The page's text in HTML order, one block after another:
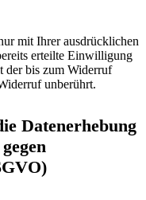
mit Ihrer ausdrücklichen
erteilte Einwilligung
der bis zum Widerruf
unberührt.
Datenerhebung